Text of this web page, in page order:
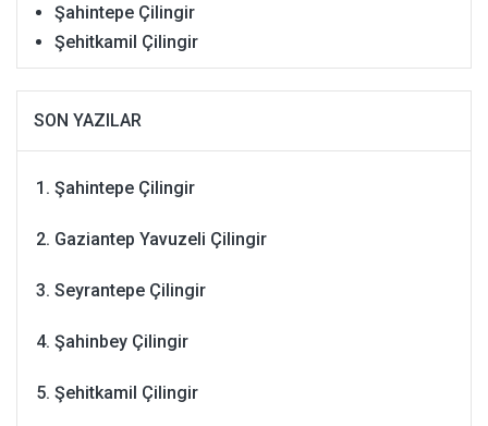
Şahintepe Çilingir
Şehitkamil Çilingir
SON YAZILAR
Şahintepe Çilingir
Gaziantep Yavuzeli Çilingir
Seyrantepe Çilingir
Şahinbey Çilingir
Şehitkamil Çilingir